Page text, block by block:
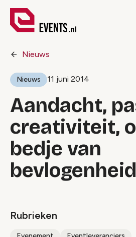
Nieuws
Nieuws 11 juni 2014
Aandacht,
creativiteit,
bedje van
bevlogenheid
Rubrieken